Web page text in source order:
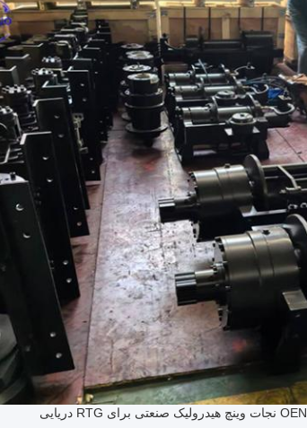
OEN نجات وینچ هیدرولیک صنعتی برای RTG دریایی